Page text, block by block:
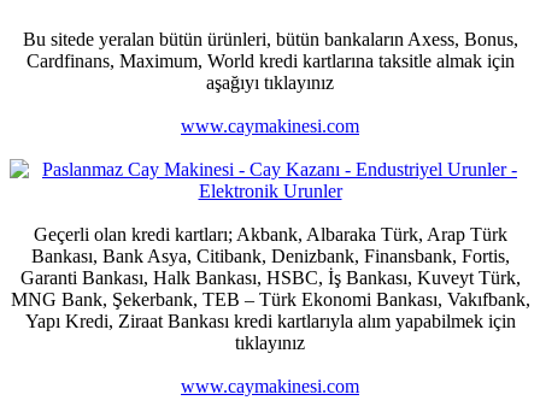
Bu sitede yeralan bütün ürünleri, bütün bankaların Axess, Bonus,
Cardfinans, Maximum, World kredi kartlarına taksitle almak için
aşağıyı tıklayınız
www.caymakinesi.com
Geçerli olan kredi kartları; Akbank, Albaraka Türk, Arap Türk
Bankası, Bank Asya, Citibank, Denizbank, Finansbank, Fortis,
Garanti Bankası, Halk Bankası, HSBC, İş Bankası, Kuveyt Türk,
MNG Bank, Şekerbank, TEB – Türk Ekonomi Bankası, Vakıfbank,
Yapı Kredi, Ziraat Bankası kredi kartlarıyla alım yapabilmek için
tıklayınız
www.caymakinesi.com